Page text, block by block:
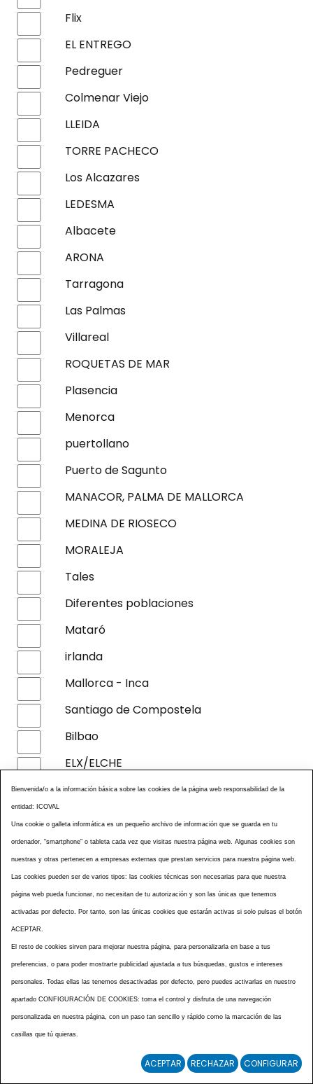
Flix
EL ENTREGO
Pedreguer
Colmenar Viejo
LLEIDA
TORRE PACHECO
Los Alcazares
LEDESMA
Albacete
ARONA
Tarragona
Las Palmas
Villareal
ROQUETAS DE MAR
Plasencia
Menorca
puertollano
Puerto de Sagunto
MANACOR, PALMA DE MALLORCA
MEDINA DE RIOSECO
MORALEJA
Tales
Diferentes poblaciones
Mataró
irlanda
Mallorca - Inca
Santiago de Compostela
Bilbao
ELX/ELCHE
Mejorada del Campo
Alcázar de San Juan
BENIGÀNIM / OLLERIA
Molina de Segura
Santa Pola
gironella
Benejama
Guadalajara
Bienvenida/o a la información básica sobre las cookies de la página web responsabilidad de la
entidad: ICOVAL
Una cookie o galleta informática es un pequeño archivo de información que se guarda en tu
ordenador, “smartphone” o tableta cada vez que visitas nuestra página web. Algunas cookies son
nuestras y otras pertenecen a empresas externas que prestan servicios para nuestra página web.
Las cookies pueden ser de varios tipos: las cookies técnicas son necesarias para que nuestra
página web pueda funcionar, no necesitan de tu autorización y son las únicas que tenemos
activadas por defecto. Por tanto, son las únicas cookies que estarán activas si solo pulsas el botón
ACEPTAR.
El resto de cookies sirven para mejorar nuestra página, para personalizarla en base a tus
preferencias, o para poder mostrarte publicidad ajustada a tus búsquedas, gustos e intereses
personales. Todas ellas las tenemos desactivadas por defecto, pero puedes activarlas en nuestro
apartado CONFIGURACIÓN DE COOKIES: toma el control y disfruta de una navegación
personalizada en nuestra página, con un paso tan sencillo y rápido como la marcación de las
casillas que tú quieras.
ACEPTAR RECHAZAR CONFIGURAR